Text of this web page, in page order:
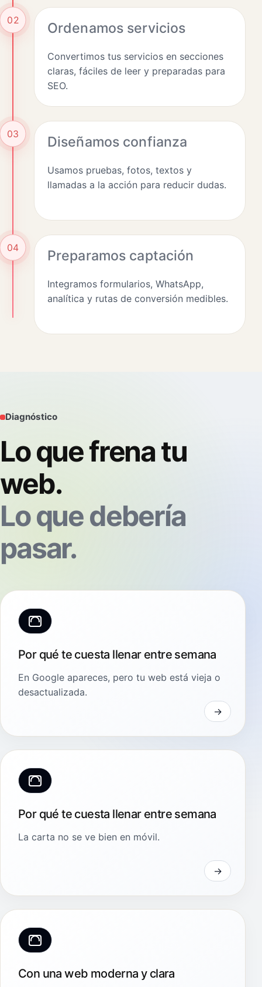
02 Ordenamos servicios
Convertimos tus servicios en secciones
claras, fáciles de leer y preparadas para
SEO.
03 Diseñamos confianza
Usamos pruebas, fotos, textos y
llamadas a la acción para reducir dudas.
04 Preparamos captación
Integramos formularios, WhatsApp,
analítica y rutas de conversión medibles.
Diagnóstico
Lo que frena tu
web.
Lo que debería
pasar.
Por qué te cuesta llenar entre semana
En Google apareces, pero tu web está vieja o
desactualizada.
Por qué te cuesta llenar entre semana
La carta no se ve bien en móvil.
Con una web moderna y clara